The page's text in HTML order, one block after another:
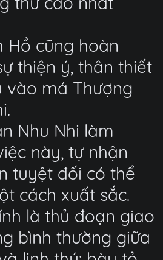
Hồ cũng hoàn
thiện ý, thân thiết
vào má Thượng
Nhu Nhi làm
này, tự nhận
tuyệt đối có thể
cách xuất sắc.
là thủ đoạn giao
bình thường giữa